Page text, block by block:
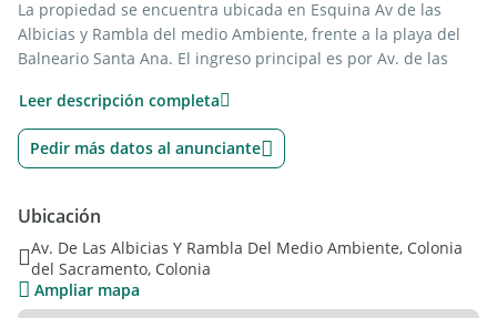
La propiedad se encuentra ubicada en Esquina Av de las
Albicias y Rambla del medio Ambiente, frente a la playa del
Balneario Santa Ana. El ingreso principal es por Av. de las
La misma cuenta con Hostería y Restaurante en planta baja y
planta alta.
Planta baja:
- Cocina.
- Bar - Restaurant.
- Salón.
Leer descripción completa
Pedir más datos al anunciante
Ubicación
Av. De Las Albicias Y Rambla Del Medio Ambiente, Colonia
del Sacramento, Colonia
Ampliar mapa